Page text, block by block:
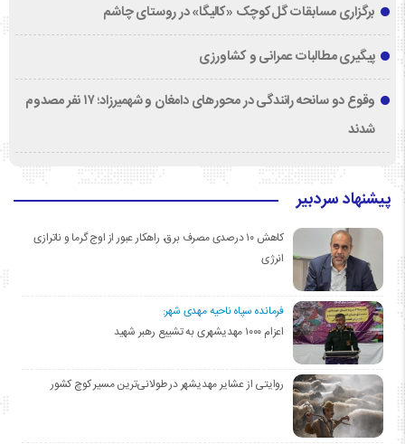
برگزاری مسابقات گل‌کوچک «کالیگا» در روستای چاشم
پیگیری مطالبات عمرانی و کشاورزی
وقوع دو سانحه رانندگی در محورهای دامغان و شهمیرزاد؛ ۱۷ نفر مصدوم
شدند
پیشنهاد سردبیر
کاهش ۱۰ درصدی مصرف برق، راهکار عبور از اوج گرما و ناترازی
انرژی
فرمانده سپاه ناحیه مهدی شهر:
اعزام ۱۰۰۰ مهدیشهری به تشییع رهبر شهید
روایتی از عشایر مهدیشهر در طولانی‌ترین مسیر کوچ کشور